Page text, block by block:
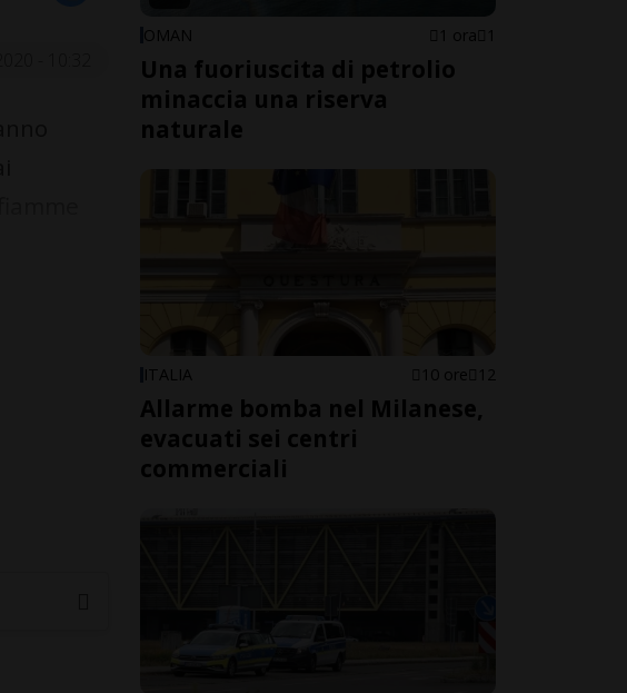
OMAN 1 ora 1
Una fuoriuscita di petrolio
minaccia una riserva
naturale
ITALIA 10 ore 12
Allarme bomba nel Milanese,
evacuati sei centri
commerciali